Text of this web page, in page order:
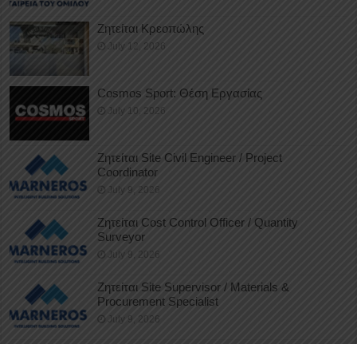
Ζητείται Κρεοπώλης
July 12, 2026
Cosmos Sport: Θέση Εργασίας
July 10, 2026
Ζητείται Site Civil Engineer / Project
Coordinator
July 9, 2026
Ζητείται Cost Control Officer / Quantity
Surveyor
July 9, 2026
Ζητείται Site Supervisor / Materials &
Procurement Specialist
July 9, 2026